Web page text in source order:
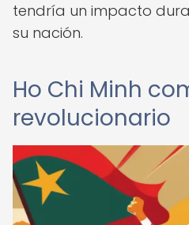
tendría un impacto
su nación.
Ho Chi Minh
revolucionario